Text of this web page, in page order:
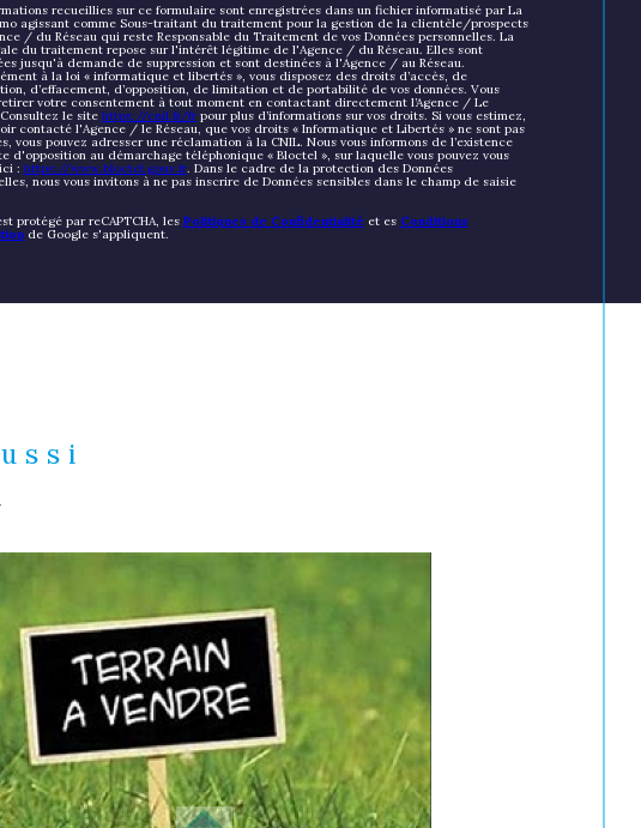
recueillies sur ce formulaire sont enregistrées dans un fichier informatisé par La
agissant comme Sous-traitant du traitement pour la gestion de la clientèle/prospects
/ du Réseau qui reste Responsable du Traitement de vos Données personnelles. La
du traitement repose sur l'intérêt légitime de l'Agence / du Réseau. Elles sont
jusqu'à demande de suppression et sont destinées à l'Agence / au Réseau.
à la loi « informatique et libertés », vous disposez des droits d’accès, de
d’effacement, d’opposition, de limitation et de portabilité de vos données. Vous
votre consentement à tout moment en contactant directement l’Agence / Le
le site https://cnil.fr/frpour plus d’informations sur vos droits. Si vous estimez,
contacté l'Agence / le Réseau, que vos droits « Informatique et Libertés » ne sont pas
vous pouvez adresser une réclamation à la CNIL. Nous vous informons de l’existence
d'opposition au démarchage téléphonique « Bloctel », sur laquelle vous pouvez vous
: https://www.bloctel.gouv.fr. Dans le cadre de la protection des Données
nous vous invitons à ne pas inscrire de Données sensibles dans le champ de saisie
protégé par reCAPTCHA, les Politiques de Confidentialité et es Conditions
de Google s'appliquent.